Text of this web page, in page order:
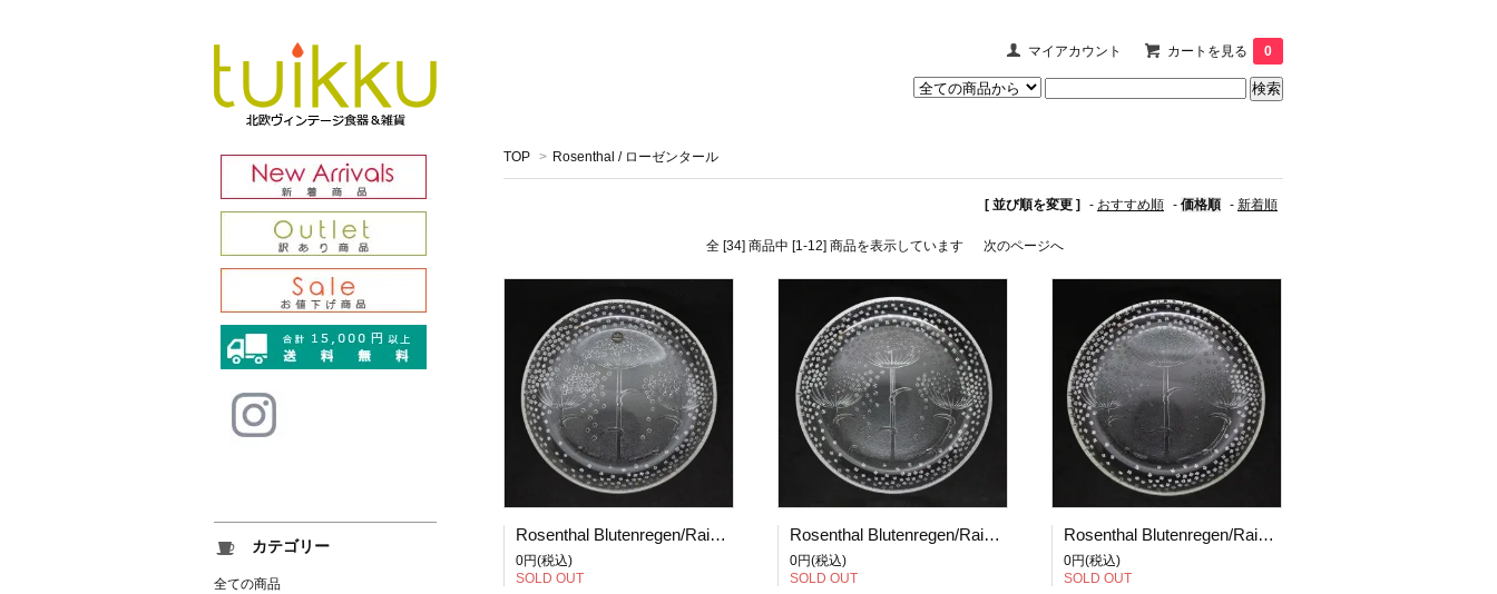
マイアカウント カートを見る 0
TOP > Rosenthal / ローゼンタール
[ 並び順を変更 ] - おすすめ順 - 価格順 - 新着順
全 [34] 商品中 [1-12] 商品を表示しています 次のページへ
Rosenthal Blutenregen/Raining Blossom/花の雨 プレート 20cm (1)
0円(税込)
SOLD OUT
Rosenthal Blutenregen/Raining Blossom/花の雨 プレート 20cm (2)
0円(税込)
SOLD OUT
Rosenthal Blutenregen/Raining Blossom/花の雨 プレート 20cm (3)
0円(税込)
SOLD OUT
カテゴリー
全ての商品